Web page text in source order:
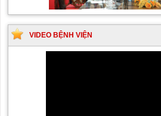
VIDEO BỆNH VIỆN